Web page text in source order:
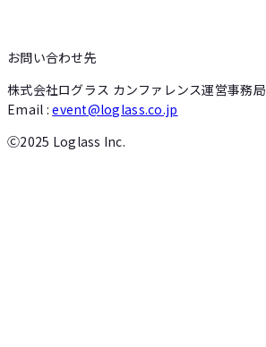
お問い合わせ先
株式会社ログラス カンファレンス運営事務局
Email : event@loglass.co.jp
Ⓒ2025 Loglass Inc.